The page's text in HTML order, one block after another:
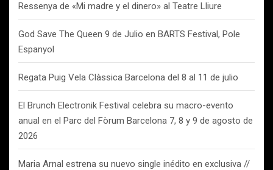
Ressenya de «Mi madre y el dinero» al Teatre Lliure
God Save The Queen 9 de Julio en BARTS Festival, Pole
Espanyol
Regata Puig Vela Clàssica Barcelona del 8 al 11 de julio
El Brunch Electronik Festival celebra su macro-evento
anual en el Parc del Fòrum Barcelona 7, 8 y 9 de agosto de
2026
Maria Arnal estrena su nuevo single inédito en exclusiva //